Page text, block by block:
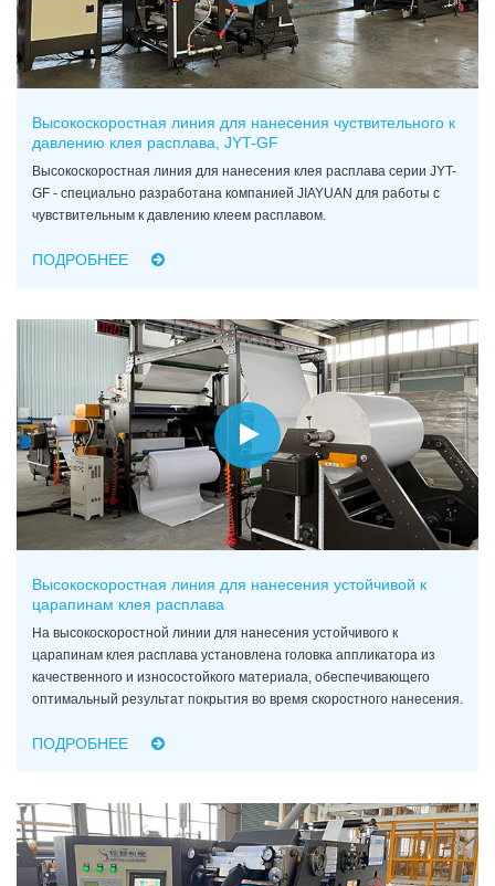
Высокоскоростная линия для нанесения чуствительного к
давлению клея расплава, JYT-GF
Высокоскоростная линия для нанесения клея расплава серии JYT-
GF - специально разработана компанией JIAYUAN для работы с
чувствительным к давлению клеем расплавом.
ПОДРОБНЕЕ
Высокоскоростная линия для нанесения устойчивой к
царапинам клея расплава
На высокоскоростной линии для нанесения устойчивого к
царапинам клея расплава установлена головка аппликатора из
качественного и износостойкого материала, обеспечивающего
оптимальный результат покрытия во время скоростного нанесения.
ПОДРОБНЕЕ